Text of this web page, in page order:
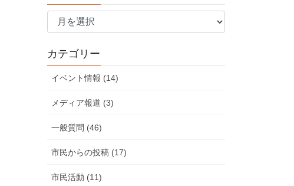
過
活
動
報
カテゴリー
イベント情報 (14)
メディア報道 (3)
一般質問 (46)
市民からの投稿 (17)
市民活動 (11)